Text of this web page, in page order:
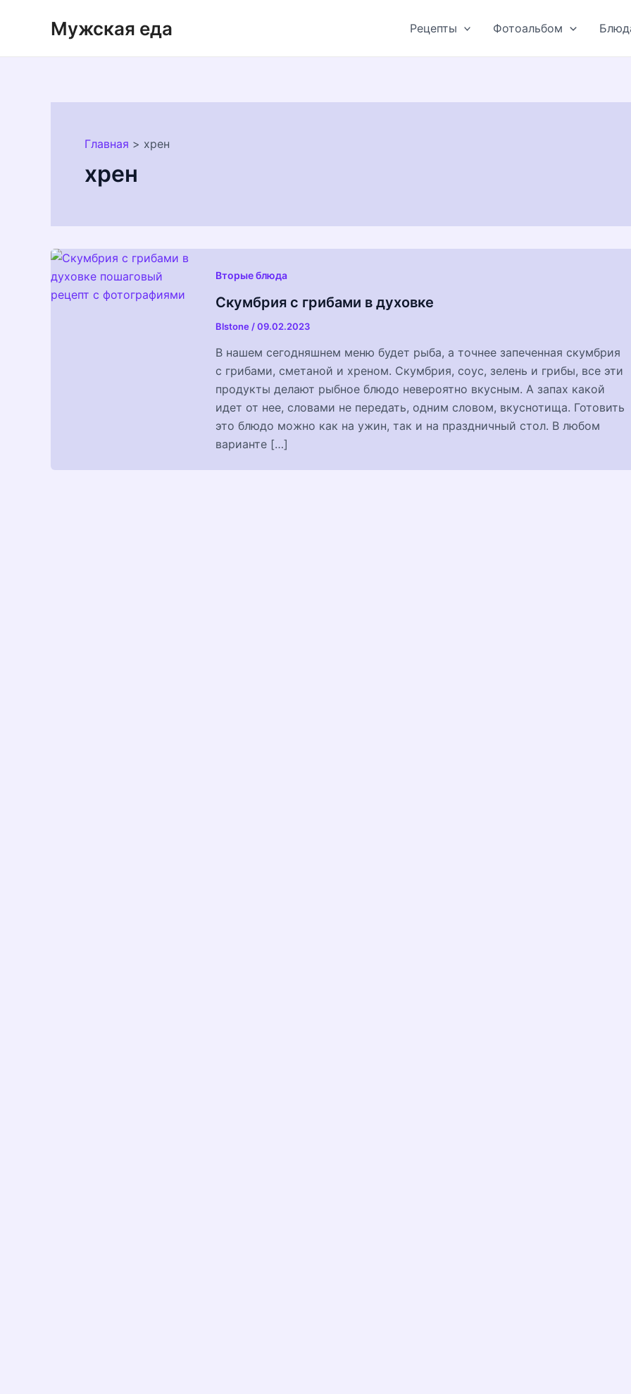
Мужская еда Рецепты Фотоальбом
Главная хрен
хрен
Вторые блюда
Скумбрия с грибами в духовке
Blstone /09.02.2023
В нашем сегодняшнем меню будет рыба, а точнее запеченная скумбрия
с грибами, сметаной и хреном. Скумбрия, соус, зелень и грибы, все эти
продукты делают рыбное блюдо невероятно вкусным. А запах какой
идет от нее, словами не передать, одним словом, вкуснотища. Готовить
это блюдо можно как на ужин, так и на праздничный стол. В любом
варианте […]